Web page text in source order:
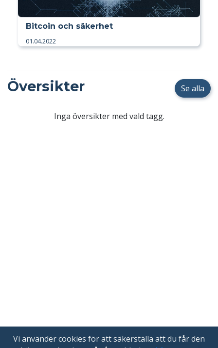
Bitcoin och säkerhet
01.04.2022
Översikter Se alla
Inga översikter med vald tagg.
Vi använder cookies för att säkerställa att du får den